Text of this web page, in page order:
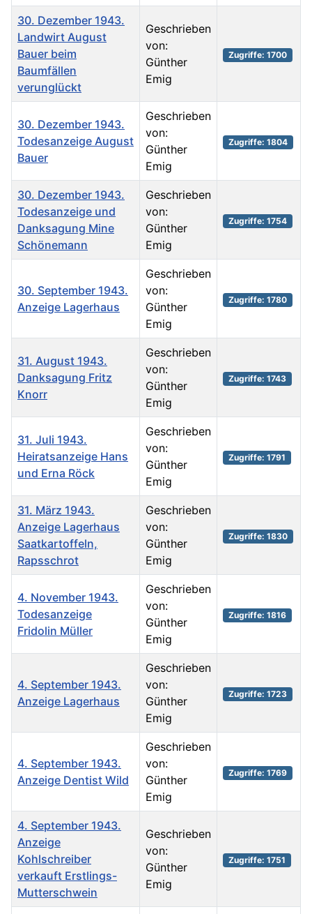
30. Dezember 1943.
Landwirt August
Bauer beim
Baumfällen
verunglückt
Geschrieben
von:
Günther
Emig
Zugriffe: 1700
30. Dezember 1943.
Todesanzeige August
Bauer
Geschrieben
von:
Günther
Emig
Zugriffe: 1804
30. Dezember 1943.
Todesanzeige und
Danksagung Mine
Schönemann
Geschrieben
von:
Günther
Emig
Zugriffe: 1754
30. September 1943.
Anzeige Lagerhaus
Geschrieben
von:
Günther
Emig
Zugriffe: 1780
31. August 1943.
Danksagung Fritz
Knorr
Geschrieben
von:
Günther
Emig
Zugriffe: 1743
31. Juli 1943.
Heiratsanzeige Hans
und Erna Röck
Geschrieben
von:
Günther
Emig
Zugriffe: 1791
31. März 1943.
Anzeige Lagerhaus
Saatkartoffeln,
Rapsschrot
Geschrieben
von:
Günther
Emig
Zugriffe: 1830
4. November 1943.
Todesanzeige
Fridolin Müller
Geschrieben
von:
Günther
Emig
Zugriffe: 1816
4. September 1943.
Anzeige Lagerhaus
Geschrieben
von:
Günther
Emig
Zugriffe: 1723
4. September 1943.
Anzeige Dentist Wild
Geschrieben
von:
Günther
Emig
Zugriffe: 1769
4. September 1943.
Anzeige
Kohlschreiber
verkauft Erstlings-
Mutterschwein
Geschrieben
von:
Günther
Emig
Zugriffe: 1751